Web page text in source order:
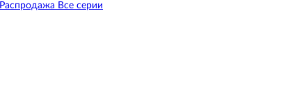
Распродажа Все серии